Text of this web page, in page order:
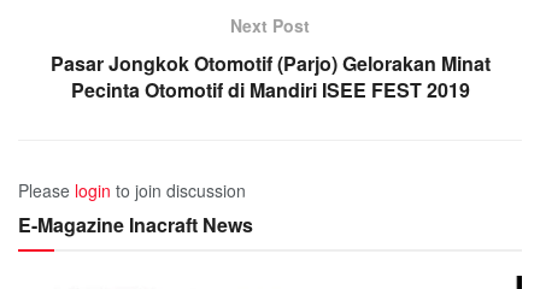
Next Post
Pasar Jongkok Otomotif (Parjo) Gelorakan Minat
Pecinta Otomotif di Mandiri ISEE FEST 2019
Please login to join discussion
E-Magazine Inacraft News